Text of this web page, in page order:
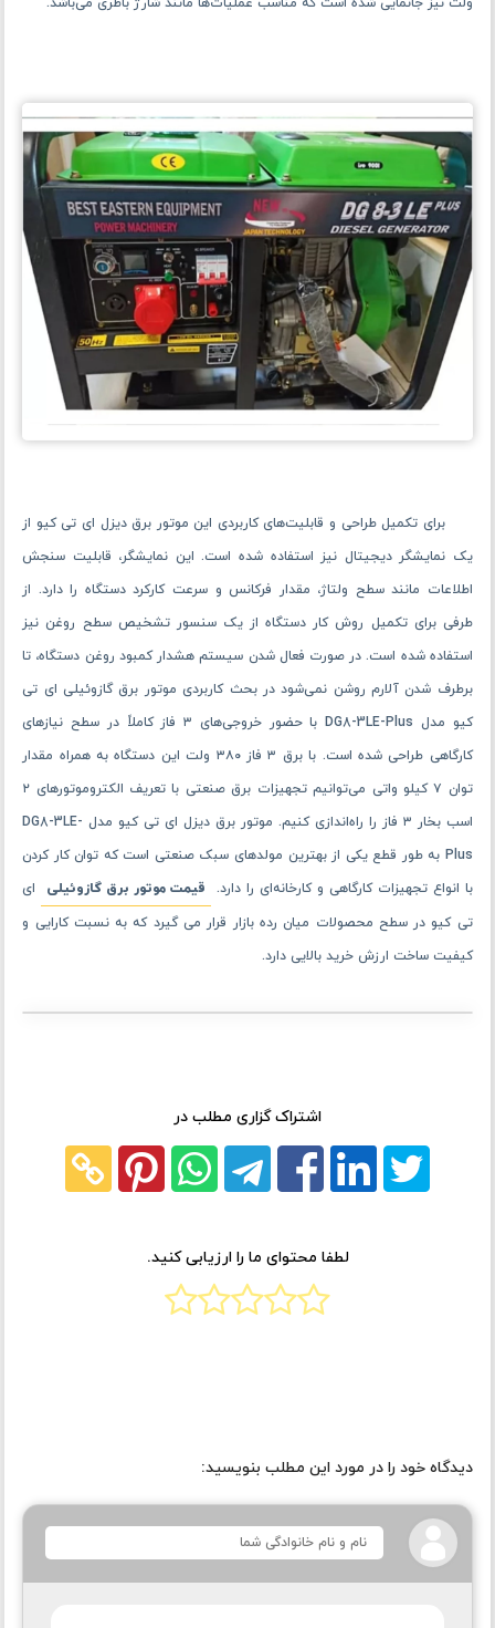
برای تکمیل طراحی و قابلیت‌های کاربردی این موتور برق دیزل ای تی کیو از
یک نمایشگر دیجیتال نیز استفاده شده است. این نمایشگر، قابلیت سنجش
اطلاعات مانند سطح ولتاژ، مقدار فرکانس و سرعت کارکرد دستگاه را دارد. از
طرفی برای تکمیل روش کار دستگاه از یک سنسور تشخیص سطح روغن نیز
استفاده شده‌ است. در صورت فعال شدن سیستم هشدار کمبود روغن دستگاه، تا
برطرف شدن آلارم روشن نمی‌شود در بحث کاربردی موتور برق گازوئیلی ای تی
کیو مدل DG8-3LE-Plus با حضور خروجی‌های ۳ فاز کاملاً در سطح نیازهای
کارگاهی طراحی ‌شده است. با برق ۳ فاز ۳۸۰ ولت این دستگاه به‌ همراه مقدار
توان ۷ کیلو واتی می‌توانیم تجهیزات برق صنعتی با تعریف الکتروموتورهای ۲
اسب بخار ۳ فاز را راه‌اندازی کنیم. موتور برق دیزل ای تی کیو مدل DG8-3LE-
Plus به ‌طور قطع یکی از بهترین مولدهای سبک صنعتی است که توان کار کردن
با انواع تجهیزات کارگاهی و کارخانه‌ای را دارد.
قیمت موتور برق گازوئیلی
ای
تی کیو در سطح محصولات میان رده بازار قرار می گیرد که به نسبت کارایی و
کیفیت ساخت ارزش خرید بالایی دارد.
اشتراک گزاری مطلب در
لطفا محتوای ما را ارزیابی کنید.
دیدگاه خود را در مورد این مطلب بنویسید: